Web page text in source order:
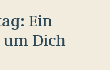
Ein
Dich